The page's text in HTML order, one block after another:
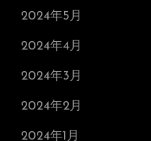
2024年5月
2024年4月
2024年3月
2024年2月
2024年1月